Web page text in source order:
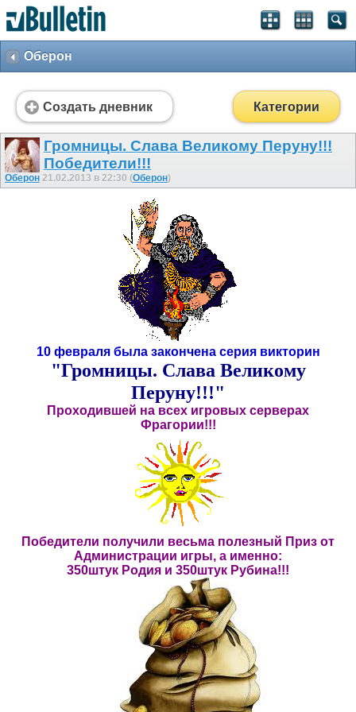
Оберон
Создать дневник Категории
Громницы. Слава Великому Перуну!!!
Победители!!!
Оберон 21.02.2013 в 22:30 (Оберон)
10 февраля была закончена серия викторин
"Громницы. Слава Великому
Перуну!!!"
Проходившей на всех игровых серверах
Фрагории!!!
Победители получили весьма полезный Приз от
Администрации игры, а именно:
350штук Родия и 350штук Рубина!!!